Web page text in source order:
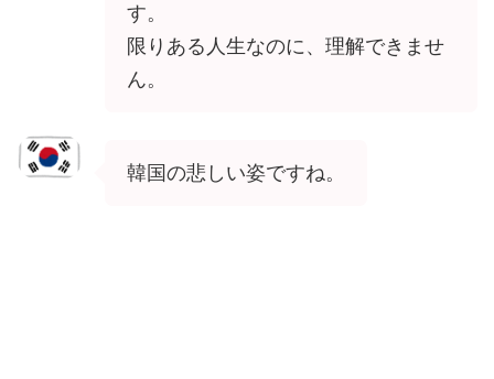
す。
限りある人生なのに、理解できませ
ん。
韓国の悲しい姿ですね。